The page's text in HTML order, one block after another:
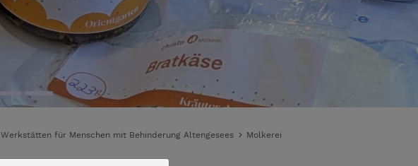
Werkstätten für Menschen mit Behinderung Altengesees Molkerei